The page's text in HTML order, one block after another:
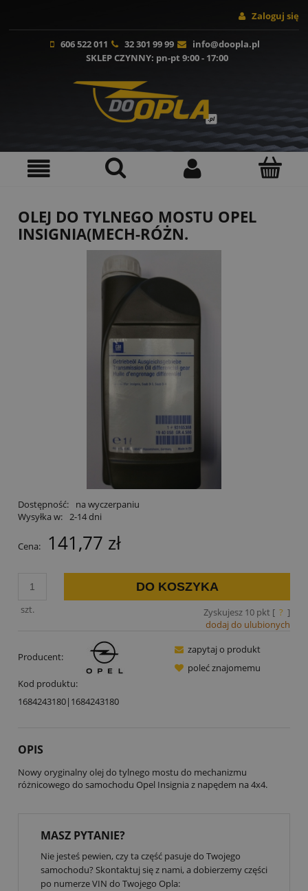
Zaloguj się
606 522 011 32 301 99 99
info@doopla.pl
SKLEP CZYNNY: pn-pt 9:00 - 17:00
OLEJ DO TYLNEGO MOSTU OPEL
INSIGNIA(MECH-RÓŻN.
Dostępność:
na wyczerpaniu
Wysyłka w: 2-14 dni
Cena: 141,77 zł
szt.
DO KOSZYKA
Zyskujesz 10pkt [ ? ]
dodaj do ulubionych
Producent:
Kod produktu:
1684243180|1684243180
zapytaj o produkt
poleć znajomemu
OPIS
Nowy oryginalny olej do tylnego mostu do mechanizmu
różnicowego do samochodu Opel Insignia z napędem na 4x4.
MASZ PYTANIE?
Nie jesteś pewien, czy ta część pasuje do Twojego
samochodu? Skontaktuj się z nami, a dobierzemy części
po numerze VIN do Twojego Opla: